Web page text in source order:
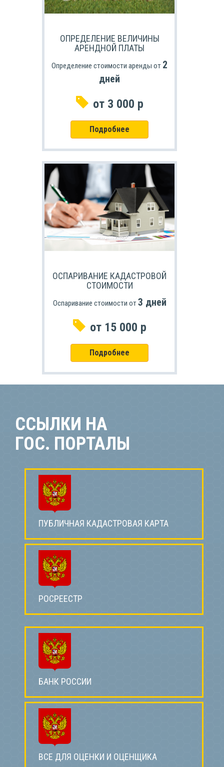
ОПРЕДЕЛЕНИЕ ВЕЛИЧИНЫ
АРЕНДНОЙ ПЛАТЫ
Определение стоимости аренды от 2
дней
от 3 000 р
Подробнее
ОСПАРИВАНИЕ КАДАСТРОВОЙ
СТОИМОСТИ
Оспаривание стоимости от3 дней
от 15 000 р
Подробнее
ССЫЛКИ НА
ГОС. ПОРТАЛЫ
ПУБЛИЧНАЯ КАДАСТРОВАЯ КАРТА
РОСРЕЕСТР
БАНК РОССИИ
ВСЕ ДЛЯ ОЦЕНКИ И ОЦЕНЩИКА